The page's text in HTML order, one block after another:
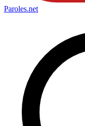
Paroles.net